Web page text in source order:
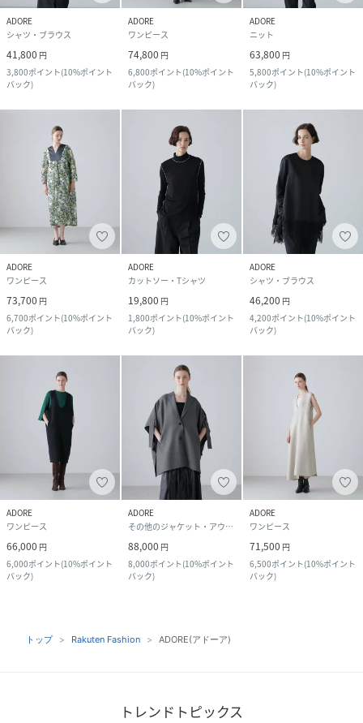
ADORE
シャツ・ブラウス
41,800 円
3,800ポイント(10%ポイント
バック)
ADORE
ワンピース
74,800 円
6,800ポイント(10%ポイント
バック)
ADORE
ニット
63,800 円
5,800ポイント(10%ポイント
バック)
ADORE
ワンピース
73,700 円
6,700ポイント(10%ポイント
バック)
ADORE
カットソー・Tシャツ
19,800 円
1,800ポイント(10%ポイント
バック)
ADORE
シャツ・ブラウス
46,200 円
4,200ポイント(10%ポイント
バック)
ADORE
ワンピース
66,000 円
6,000ポイント(10%ポイント
バック)
ADORE
その他のジャケット・アウター
88,000 円
8,000ポイント(10%ポイント
バック)
ADORE
ワンピース
71,500 円
6,500ポイント(10%ポイント
バック)
トップ Rakuten Fashion ADORE(アドーア)
トレンドトピックス